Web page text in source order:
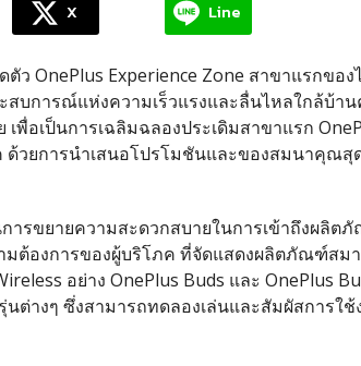
X Line
ตัว OnePlus Experience Zone สาขาแรกขอ
ะสบการณ์แห่งความเร็วแรงและลื่นไหลใกล้บ้
เพื่อเป็นการเฉลิมฉลองประเดิมสาขาแรก
ด้วยการนำเสนอโปรโมชันและของสมนาคุณ
การขยายความสะดวกสบายในการเข้าถึงผลิต
มต้องการของผู้บริโภค ที่จัดแสดงผลิตภัณฑ์สม
อย่าง OnePlus Buds และ OnePlus
นต่างๆ ซึ่งสามารถทดลองเล่นและสัมผัสการใ